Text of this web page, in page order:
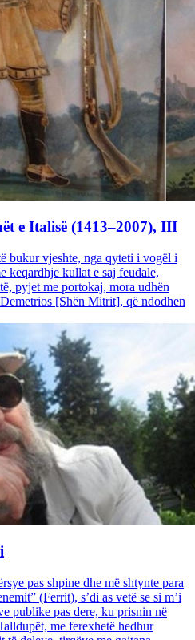
e Italisë (1413–2007), III
bukur vjeshte, nga qyteti i vogël i
keqardhje kullat e saj feudale,
pyjet me portokaj, mora udhën
[Shën Mitrit], që ndodhen
pas shpine dhe më shtynte para
(Ferrit), s’di as vetë se si m’i
publike pas dere, ku prisnin në
me ferexhetë hedhur